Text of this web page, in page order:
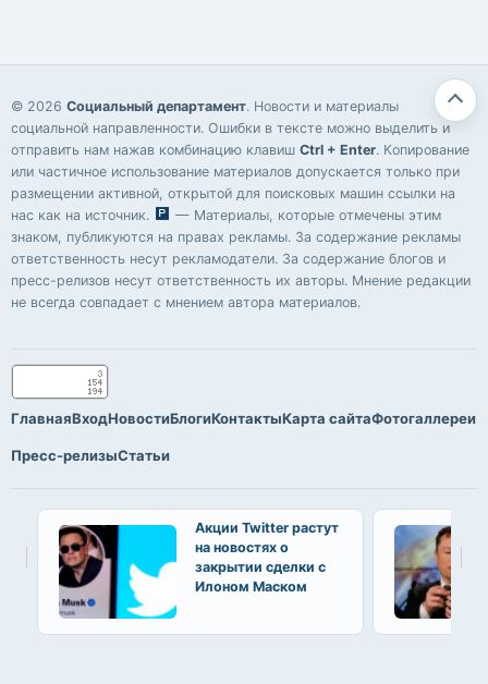
© 2026 Социальный департамент. Новости и материалы
социальной направленности. Ошибки в тексте можно выделить и
отправить нам нажав комбинацию клавиш Ctrl + Enter. Копирование
или частичное использование материалов допускается только при
размещении активной, открытой для поисковых машин ссылки на
нас как на источник.
— Материалы, которые отмечены этим
знаком, публикуются на правах рекламы. За содержание рекламы
ответственность несут рекламодатели. За содержание блогов и
пресс-релизов несут ответственность их авторы. Мнение редакции
не всегда совпадает с мнением автора материалов.
ГлавнаяВходНовостиБлогиКонтактыКарта сайтаФотогаллереи
Пресс-релизыСтатьи
Акции Twitter растут
на новостях о
закрытии сделки с
Илоном Маском